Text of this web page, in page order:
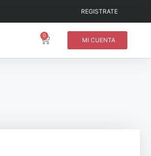
REGISTRATE
0
MI CUENTA